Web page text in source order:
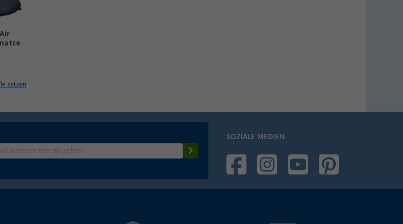
setzen
SOZIALE MEDIEN